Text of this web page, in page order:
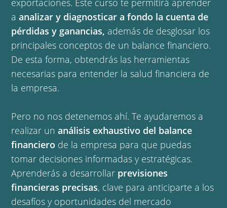
exportaciones. Este curso te permitirá aprender
aanalizar y diagnosticar a fondo la cuenta de
pérdidas y ganancias, además de desglosar los
principales conceptos de un balance financiero.
De esta forma, obtendrás las herramientas
necesarias para entender la salud financiera de
la empresa.
Pero no nos detenemos ahí. Te ayudaremos a
realizar unanálisis exhaustivo del balance
financiero de la empresa para que puedas
tomar decisiones informadas y estratégicas.
Aprenderás a desarrollar previsiones
financieras precisas, clave para anticiparte a los
desafíos y oportunidades del mercado